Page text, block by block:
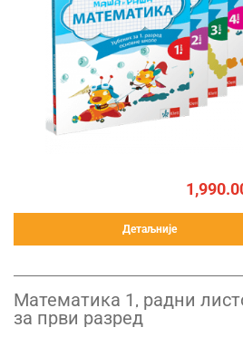
Детаљније
Математика 1, радни
за први разред